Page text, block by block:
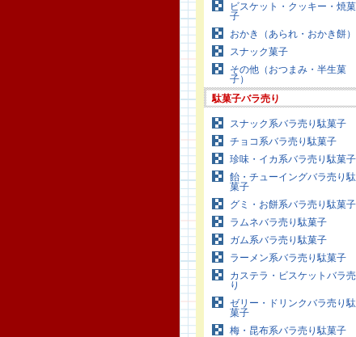
ビスケット・クッキー・焼菓
子
おかき（あられ・おかき餅）
スナック菓子
その他（おつまみ・半生菓
子）
駄菓子バラ売り
スナック系バラ売り駄菓子
チョコ系バラ売り駄菓子
珍味・イカ系バラ売り駄菓子
飴・チューイングバラ売り駄
菓子
グミ・お餅系バラ売り駄菓子
ラムネバラ売り駄菓子
ガム系バラ売り駄菓子
ラーメン系バラ売り駄菓子
カステラ・ビスケットバラ売
り
ゼリー・ドリンクバラ売り駄
菓子
梅・昆布系バラ売り駄菓子